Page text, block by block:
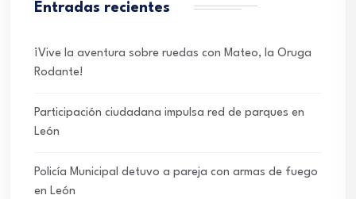
Entradas recientes
¡Vive la aventura sobre ruedas con Mateo, la Oruga
Rodante!
Participación ciudadana impulsa red de parques en
León
Policía Municipal detuvo a pareja con armas de fuego
en León